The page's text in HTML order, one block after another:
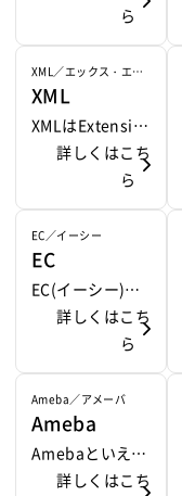
等がサービスを
行っている。 ユ
ーザーが入力し
たキーワードの
検索結果に対
し、連動した広
告を表示できる
ため優良な訪問
者を獲得出来る
可能性がある。
検索連動型広告
(リスティング広
告)等がこれにあ
ngine Marketin
g(サーチ・エ...
閲覧するための
ソフトである。
インターネット
上から表示させ
たいページのHT
MLファイルやCS
Sファイル、画像
や映像・音楽フ
ァイルをダウン
ロードし、レイ
アウトを解析し
構築・表示させ
る。 有名なブラ
ウザソフトに
は、IE(インター
ネットエクスプ
ローラー)やファ
イヤーフォック
ら
XML／エックス・エ
ム・エル
XML
XMLはExtensibl
e Markup Lang
uage（エクステ
ンシブル マーク
アップ ランゲー
ジ）の略称。 マ
ークアップ言語
のため、表示自
体はHTMLと変
わらないが、よ
り具体的な意味
をタグが持つた
めアプリケーシ
ョン開発時等の
詳しくはこち
ら
EC／イーシー
EC
EC(イーシー)と
は、電子商取引
のこと。インタ
ーネットなどの
ネットワークを
介し、契約や決
済を行う商取引
の形態のことを
詳しくはこち
ら
Ameba／アメーバ
Ameba
Amebaといえ
ば、サイバーエ
詳しくはこち